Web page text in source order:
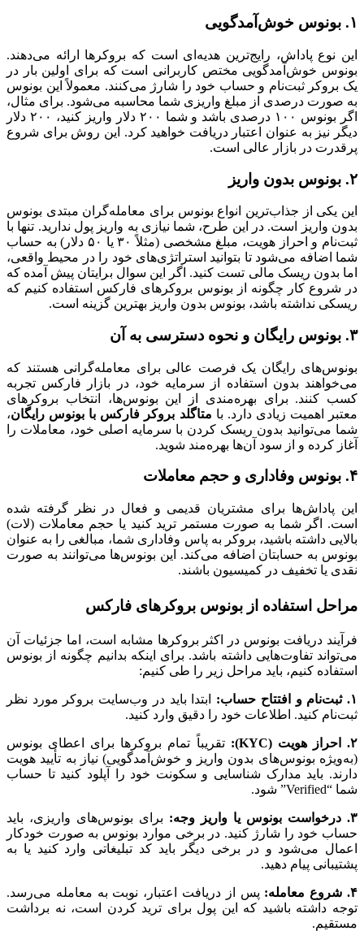
۱. بونوس خوش‌آمدگویی
این نوع پاداش، رایج‌ترین هدیه‌ای است که بروکر‌ها ارائه می‌دهند.
بونوس خوش‌آمدگویی مختص کاربرانی است که برای اولین بار در
یک بروکر ثبت‌نام و حساب خود را شارژ می‌کنند. معمولاً این بونوس
به صورت درصدی از مبلغ واریزی شما محاسبه می‌شود. برای مثال،
اگر بونوس ۱۰۰ درصدی باشد و شما ۲۰۰ دلار واریز کنید، ۲۰۰ دلار
دیگر نیز به عنوان اعتبار دریافت خواهید کرد. این روش برای شروع
پرقدرت در بازار عالی است.
۲. بونوس بدون واریز
این یکی از جذاب‌ترین انواع بونوس برای معامله‌گران مبتدی بونوس
بدون واریز است. در این طرح، شما نیازی به واریز پول ندارید. تنها با
ثبت‌نام و احراز هویت، مبلغ مشخصی (مثلاً ۳۰ یا ۵۰ دلار) به حساب
شما اضافه می‌شود تا بتوانید استراتژی‌های خود را در محیط واقعی،
اما بدون ریسک مالی تست کنید. اگر این سوال برایتان پیش آمده که
در شروع کار چگونه از بونوس بروکر‌های فارکس استفاده کنیم که
ریسکی نداشته باشد، بونوس بدون واریز بهترین گزینه است.
۳. بونوس رایگان و نحوه دسترسی به آن
بونوس‌های رایگان یک فرصت عالی برای معامله‌گرانی هستند که
می‌خواهند بدون استفاده از سرمایه خود، در بازار فارکس تجربه
کسب کنند. برای بهره‌مندی از این بونوس‌ها، انتخاب بروکرهای
معتبر اهمیت زیادی دارد. با متاگلد بروکر فارکس با بونوس رایگان،
شما می‌توانید بدون ریسک کردن با سرمایه اصلی خود، معاملات را
آغاز کرده و از سود آن‌ها بهره‌مند شوید.
۴. بونوس وفاداری و حجم معاملات
این پاداش‌ها برای مشتریان قدیمی و فعال در نظر گرفته شده
است. اگر شما به صورت مستمر ترید کنید یا حجم معاملات (لات)
بالایی داشته باشید، بروکر به پاس وفاداری شما، مبالغی را به عنوان
بونوس به حسابتان اضافه می‌کند. این بونوس‌ها می‌توانند به صورت
نقدی یا تخفیف در کمیسیون باشند.
مراحل استفاده از بونوس بروکرهای فارکس
فرآیند دریافت بونوس در اکثر بروکرها مشابه است، اما جزئیات آن
می‌تواند تفاوت‌هایی داشته باشد. برای اینکه بدانیم چگونه از بونوس
استفاده کنیم، باید مراحل زیر را طی کنیم:
۱. ثبت‌نام و افتتاح حساب:
ابتدا باید در وب‌سایت بروکر مورد نظر
ثبت‌نام کنید. اطلاعات خود را دقیق وارد کنید.
۲. احراز هویت (KYC):
تقریباً تمام بروکر‌ها برای اعطای بونوس
(به‌ویژه بونوس‌های بدون واریز و خوش‌آمدگویی) نیاز به تأیید هویت
دارند. باید مدارک شناسایی و سکونت خود را آپلود کنید تا حساب
شما “Verified” شود.
۳. درخواست بونوس یا واریز وجه:
برای بونوس‌های واریزی، باید
حساب خود را شارژ کنید. در برخی موارد بونوس به صورت خودکار
اعمال می‌شود و در برخی دیگر باید کد تبلیغاتی وارد کنید یا به
پشتیبانی پیام دهید.
۴. شروع معامله:
پس از دریافت اعتبار، نوبت به معامله می‌رسد.
توجه داشته باشید که این پول برای ترید کردن است، نه برداشت
مستقیم.